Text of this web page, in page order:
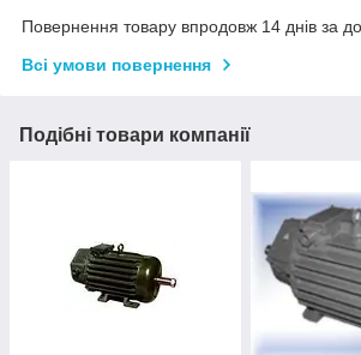
Повернення товару впродовж 14 днів за
Всі умови повернення
Подібні товари компанії